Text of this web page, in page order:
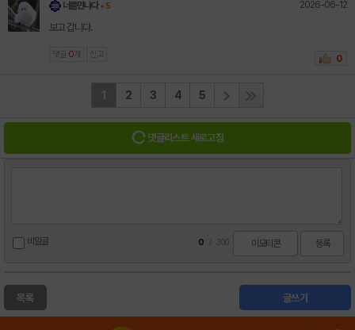
너를만나다 + 5 2026-06-12
보고 갑니다.
댓글 0 개 신고 0
1 2 3 4 5
댓글리스트 새로고침
비밀글 0 300 이모티콘 등록
글쓰기
목록